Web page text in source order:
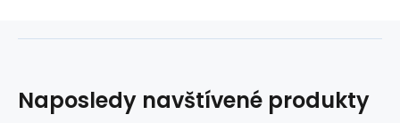
Naposledy navštívené produkty